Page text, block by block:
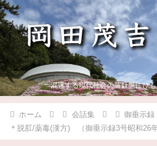
混迷する現代社会の羅針盤にひも
ホーム 会話集 御垂示録
＊脱肛/薬毒(漢方) （御垂示録3号昭和26